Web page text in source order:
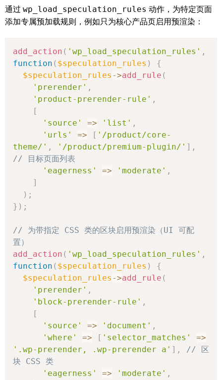
通过 wp_load_speculation_rules 动作，为特定页面
添加专属预加载规则，例如只为核心产品页启用预渲染：
add_action ( 'wp_load_speculation_rules' ,
function ( $speculation_rules )
{
$speculation_rules ->add_rule (
'prerender' ,
'product-prerender-rule' ,
[
'source'
=> 'list' ,
'urls'
=> [ '/product/core-
theme/' , '/product/premium-plugin/' ] ,
// 目标页面列表
'eagerness'
=> 'moderate' ,
]
) ;
} ) ;
// 为带指定 CSS 类的区块启用预渲染（UI 可配
置）
add_action ( 'wp_load_speculation_rules' ,
function ( $speculation_rules )
{
$speculation_rules ->add_rule (
'prerender' ,
'block-prerender-rule' ,
[
'source'
=> 'document' ,
'where'
=> [ 'selector_matches'
=>
'.wp-prerender, .wp-prerender a' ] ,
// 区
块 CSS 类
'eagerness'
=> 'moderate' ,